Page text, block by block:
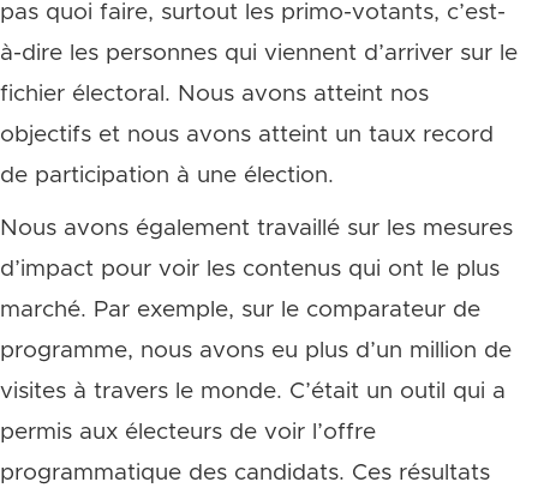
pas quoi faire, surtout les primo-votants, c’est-
à-dire les personnes qui viennent d’arriver sur le
fichier électoral. Nous avons atteint nos
objectifs et nous avons atteint un taux record
de participation à une élection.
Nous avons également travaillé sur les mesures
d’impact pour voir les contenus qui ont le plus
marché. Par exemple, sur le comparateur de
programme, nous avons eu plus d’un million de
visites à travers le monde. C’était un outil qui a
permis aux électeurs de voir l’offre
programmatique des candidats. Ces résultats